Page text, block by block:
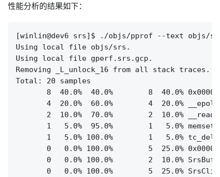
性能分析的结果如下：
[winlin@dev6 srs]$ ./objs/pprof --text objs/
Using local file objs/srs.
Using local file gperf.srs.gcp.
Removing _L_unlock_16 from all stack traces.
Total: 20 samples
8  40.0%  40.0%        8  40.0%
4  20.0%  60.0%        4  20.0%
2  10.0%  70.0%        2  10.0%
       1   5.0%  95.0%        1   5.0% memset
1   5.0% 100.0%        1   5.0%
0   0.0% 100.0%        5  25.0%
0   0.0% 100.0%        2  10.0%
0   0.0% 100.0%        5  25.0%